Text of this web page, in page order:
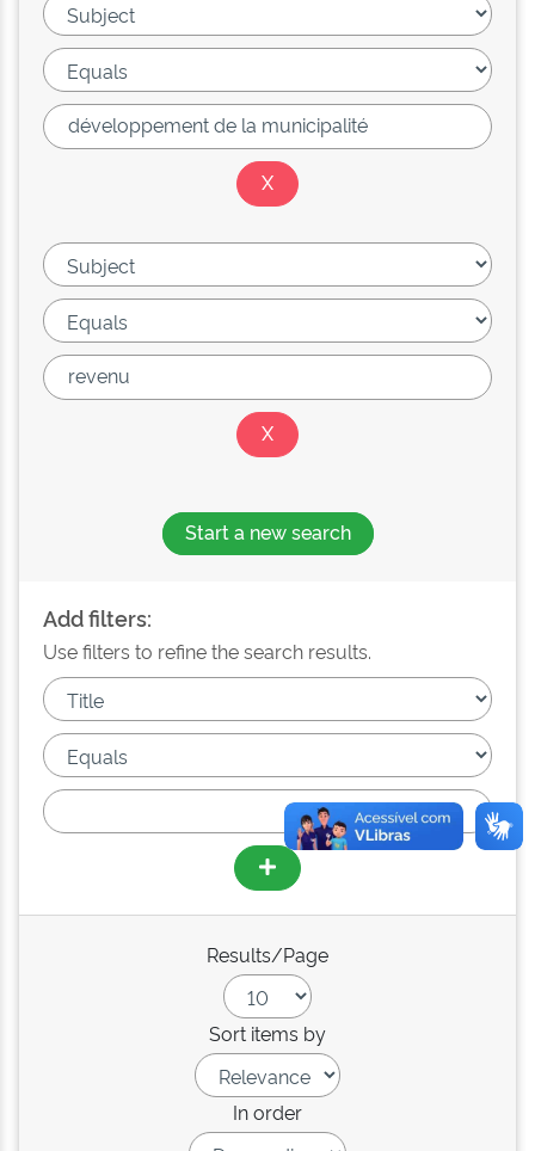
Start a new search
Add filters:
Use filters to refine the search results.
Results/Page
Sort items by
In order